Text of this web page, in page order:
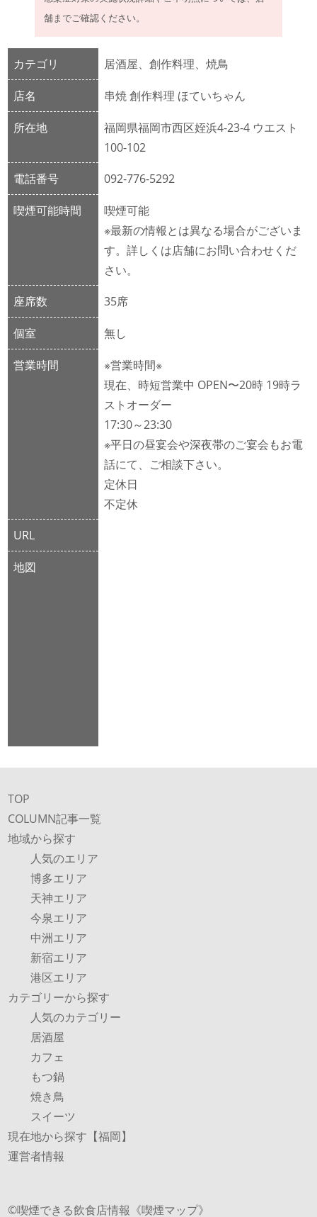
舗までご確認ください。
カテゴリ 居酒屋、創作料理、焼鳥
店名 串焼 創作料理 ほていちゃん
所在地
福岡県福岡市西区姪浜4-23-4 ウエスト
100-102
電話番号
092-776-5292
喫煙可能時間
喫煙可能
※最新の情報とは異なる場合がございま
す。詳しくは店舗にお問い合わせくだ
さい。
座席数
35席
個室 無し
営業時間
※営業時間※
現在、時短営業中 OPEN〜20時 19時ラ
ストオーダー
17:30～23:30
※平日の昼宴会や深夜帯のご宴会もお電
話にて、ご相談下さい。
定休日
不定休
URL
地図
TOP
COLUMN記事一覧
地域から探す
人気のエリア
博多エリア
天神エリア
今泉エリア
中洲エリア
新宿エリア
港区エリア
カテゴリーから探す
人気のカテゴリー
居酒屋
カフェ
もつ鍋
焼き鳥
スイーツ
現在地から探す【福岡】
運営者情報
©︎喫煙できる飲食店情報《喫煙マップ》